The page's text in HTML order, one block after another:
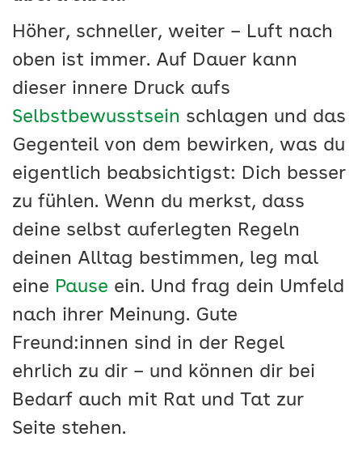
Höher, schneller, weiter – Luft nach
oben ist immer. Auf Dauer kann
dieser innere Druck aufs
Selbstbewusstsein schlagen und das
Gegenteil von dem bewirken, was du
eigentlich beabsichtigst: Dich besser
zu fühlen. Wenn du merkst, dass
deine selbst auferlegten Regeln
deinen Alltag bestimmen, leg mal
eine Pause ein. Und frag dein Umfeld
nach ihrer Meinung. Gute
Freund:innen sind in der Regel
ehrlich zu dir – und können dir bei
Bedarf auch mit Rat und Tat zur
Seite stehen.